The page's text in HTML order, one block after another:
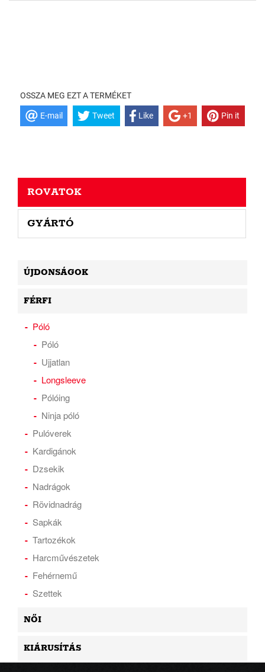
OSSZA MEG EZT A TERMÉKET
E-mail Tweet Like +1 Pin it
ROVATOK
GYÁRTÓ
ÚJDONSÁGOK
FÉRFI
Póló
Póló
Ujjatlan
Longsleeve
Pólóing
Ninja póló
Pulóverek
Kardigánok
Dzsekik
Nadrágok
Rövidnadrág
Sapkák
Tartozékok
Harcművészetek
Fehérnemű
Szettek
NŐI
KIÁRUSÍTÁS